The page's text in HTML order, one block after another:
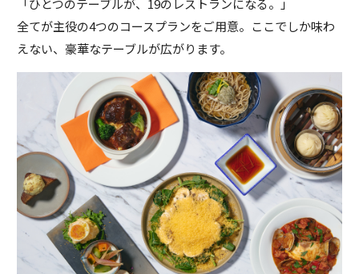
「ひとつのテーブルが、19のレストランになる。」
全てが主役の4つのコースプランをご用意。ここでしか味わ
えない、豪華なテーブルが広がります。